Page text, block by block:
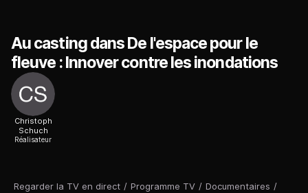
Regarder la TV en direct / Programme TV / Documentaires /
Au casting dans De l'espace pour le
fleuve : Innover contre les inondations
Christoph
Schuch
Réalisateur